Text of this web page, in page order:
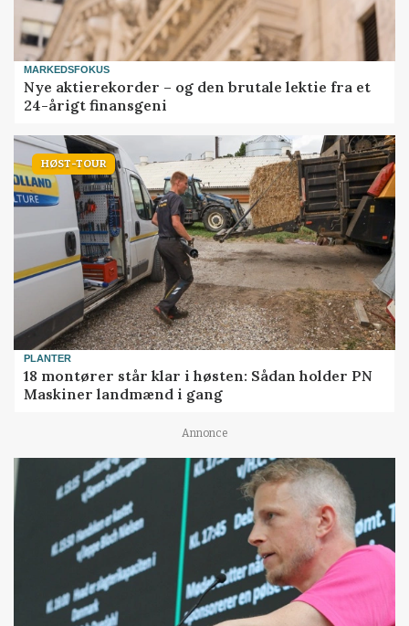
MARKEDSFOKUS
Nye aktierekorder – og den brutale lektie fra et
24-årigt finansgeni
HØST-TOUR
PLANTER
18 montører står klar i høsten: Sådan holder PN
Maskiner landmænd i gang
Annonce